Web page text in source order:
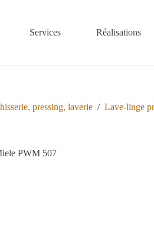
Services Réalisations
pressing, laverie / Lave-linge